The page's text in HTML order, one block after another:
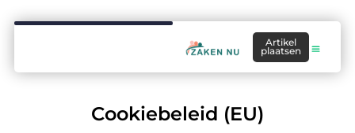
Artikel
plaatsen
Cookiebeleid (EU)